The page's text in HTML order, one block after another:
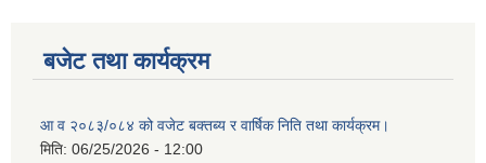
बजेट तथा कार्यक्रम
आ व २०८३/०८४ को वजेट बक्तब्य र वार्षिक निति तथा कार्यक्रम।
मिति: 06/25/2026 - 12:00